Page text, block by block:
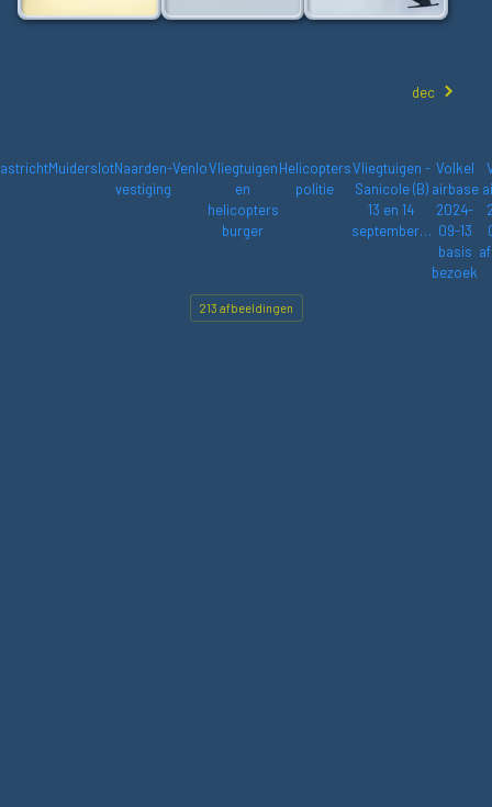
dec
MuiderslotNaarden-
vestiging
VenloVliegtuigen
en
helicopters
burger
Helicopters
politie
Vliegtuigen -
Sanicole (B)
13 en 14
september…
Volkel
airbase
2024-
09-13
basis
bezoek
213 afbeeldingen